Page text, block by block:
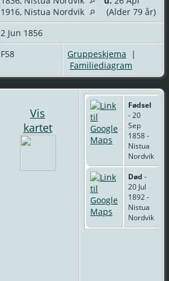
1916, Nistua Nordvik
(Alder 79 år)
2 Jun 1856
F58 Gruppeskjema |
Familiediagram
Vis
kartet
Fødsel
- 20
Sep
1858 -
Nistua
Nordvik
Død -
20 Jul
1892 -
Nistua
Nordvik